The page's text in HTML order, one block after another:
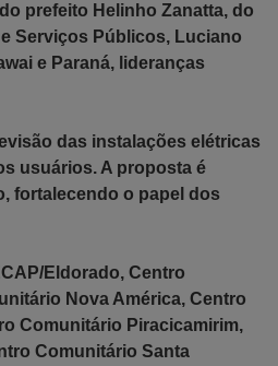
prefeito Helinho Zanatta, do
Serviços Públicos, Luciano
e Paraná, lideranças
das instalações elétricas
usuários. A proposta é
fortalecendo o papel dos
Eldorado, Centro
Nova América, Centro
Comunitário Piracicamirim,
Comunitário Santa